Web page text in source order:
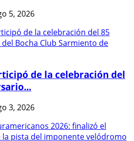
5, 2026
de la celebración del
3, 2026